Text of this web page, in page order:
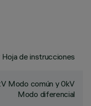
Hoja de instrucciones
Modo común y 0kV
Modo diferencial